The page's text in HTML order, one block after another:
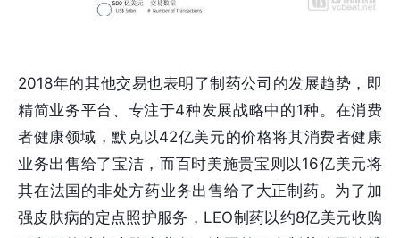
2018年的其他交易也表明了制药公司的发展趋势，即
精简业务平台、专注于4种发展战略中的1种。在消费
者健康领域，默克以42亿美元的价格将其消费者健康
业务出售给了宝洁，而百时美施贵宝则以16亿美元将
其在法国的非处方药业务出售给了大正制药。为了加
强皮肤病的定点照护服务，LEO制药以约8亿美元收购